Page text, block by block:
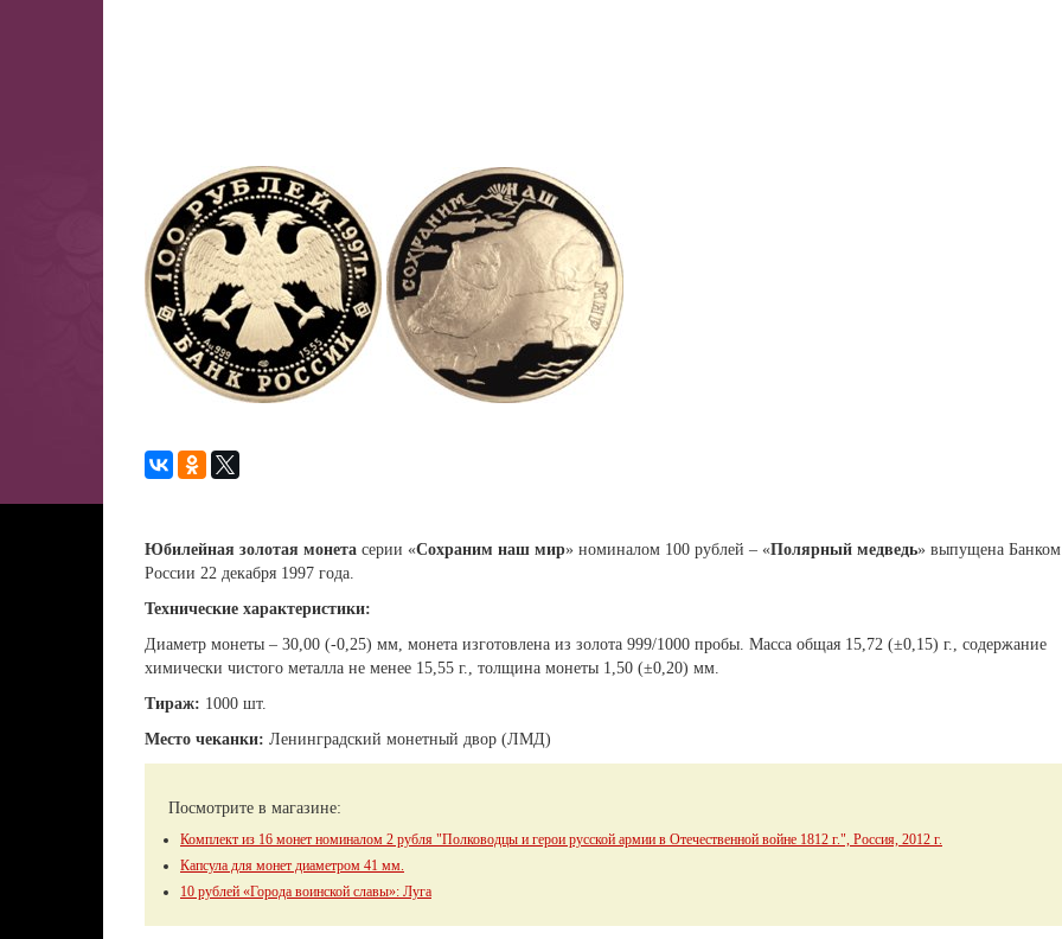
Юбилейная золотая монета серии «Сохраним наш мир» номиналом 100 рублей – «Полярный медведь» выпущена Банком
России 22 декабря 1997 года.
Технические характеристики:
Диаметр монеты – 30,00 (-0,25) мм, монета изготовлена из золота 999/1000 пробы. Масса общая 15,72 (±0,15) г., содержание
химически чистого металла не менее 15,55 г., толщина монеты 1,50 (±0,20) мм.
Тираж: 1000 шт.
Место чеканки: Ленинградский монетный двор (ЛМД)
Посмотрите в магазине:
Комплект из 16 монет номиналом 2 рубля "Полководцы и герои русской армии в Отечественной войне 1812 г.", Россия, 2012 г.
Капсула для монет диаметром 41 мм.
10 рублей «Города воинской славы»: Луга